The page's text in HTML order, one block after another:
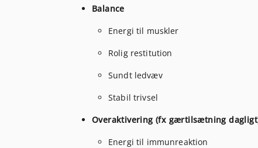
Balance
Energi til muskler
Rolig restitution
Sundt ledvæv
Stabil trivsel
Overaktivering (fx gærtilsætning
Energi til immunreaktion